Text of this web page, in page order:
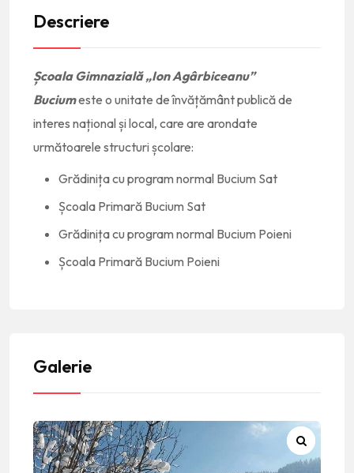
Descriere
Școala Gimnazială „Ion Agârbiceanu”
Buciumeste o unitate de învățământ publică de
interes național și local, care are arondate
următoarele structuri școlare:
Grădinița cu program normal Bucium Sat
Școala Primară Bucium Sat
Grădinița cu program normal Bucium Poieni
Școala Primară Bucium Poieni
Galerie